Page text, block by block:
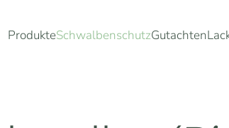
ProdukteSchwalbenschutzGutachten